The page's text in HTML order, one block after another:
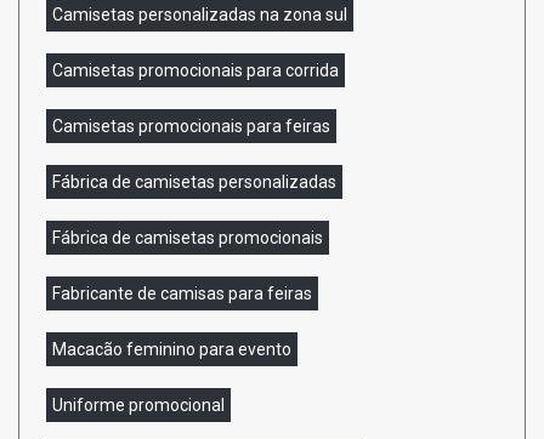
Camisetas personalizadas na zona sul
Camisetas promocionais para corrida
Camisetas promocionais para feiras
Fábrica de camisetas personalizadas
Fábrica de camisetas promocionais
Fabricante de camisas para feiras
Macacão feminino para evento
Uniforme promocional